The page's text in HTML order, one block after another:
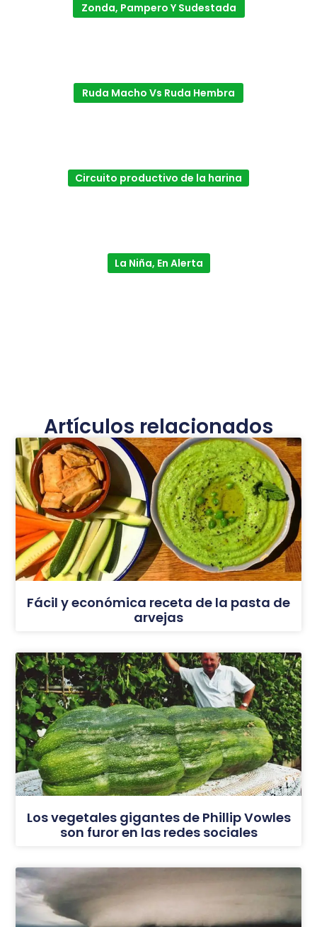
Zonda, Pampero Y Sudestada
Ruda Macho Vs Ruda Hembra
Circuito productivo de la harina
La Niña, En Alerta
Artículos relacionados
Fácil y económica receta de la pasta de
arvejas
Los vegetales gigantes de Phillip Vowles
son furor en las redes sociales